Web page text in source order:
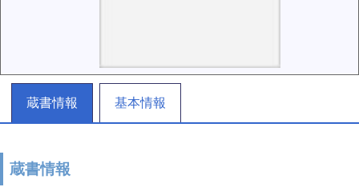
蔵書情報 基本情報
蔵書情報